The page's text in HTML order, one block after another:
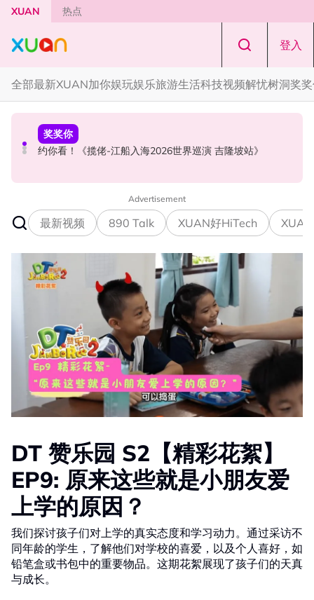
Skip to main content
XUAN 热点
登入
全部最新XUAN加你娱玩娱乐旅游生活科技视频解忧树洞奖
国际星闻
PLEDIS娱乐官宣！SEVENTEEN 珉奎、胜宽、DINO入伍日
奖奖你
约你看！《揽佬-江船入海2026世界巡演 吉隆坡站》
本地星闻
MandoWave Festival 强势登陆吉隆坡！8组嘉宾轮番登场
Advertisement
最新视频 890 Talk XUAN好HiTech
DT 赞乐园 S2【精彩花絮】
EP9: 原来这些就是小朋友爱
上学的原因？
我们探讨孩子们对上学的真实态度和学习动力。通过采访不
同年龄的学生，了解他们对学校的喜爱，以及个人喜好，如
铅笔盒或书包中的重要物品。这期花絮展现了孩子们的天真
与成长。